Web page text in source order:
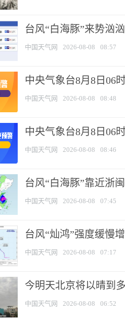
台风“白海豚”来势汹
中国天气网 2026-08-08 08:57
中央气象台8月8日06
中国天气网 2026-08-08 08:48
中央气象台8月8日06
中国天气网 2026-08-08 08:46
台风“白海豚”靠近浙
中国天气网 2026-08-08 07:45
台风“灿鸿”强度缓慢
中国天气网 2026-08-08 07:17
今明天北京将以晴到
中国天气网 2026-08-08 06:52